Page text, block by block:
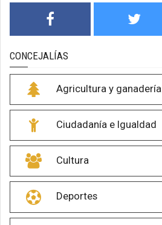
CONCEJALÍAS
Agricultura y ganadería
Ciudadanía e Igualdad
Cultura
Deportes